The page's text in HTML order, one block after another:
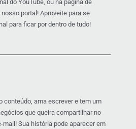
do YouTube, ou na página de
portal! Aproveite para se
para ficar por dentro de tudo!
conteúdo, ama escrever e tem um
que queira compartilhar no
mail! Sua história pode aparecer em